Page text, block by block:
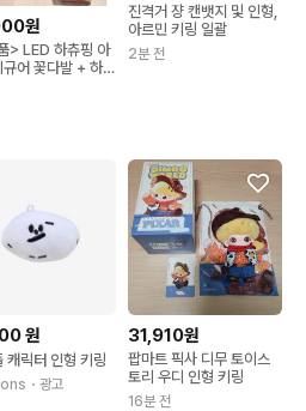
원
> LED 하츄핑 아
규어 꽃다발 + 하
진격거 쟝 캔뱃지 및 인형,
아르민 키링 일괄
2분 전
원
캐릭터 인형 키링
・광고
31,910원
팝마트 픽사 디무 토이스
토리 우디 인형 키링
16분 전